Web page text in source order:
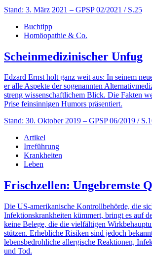
Stand: 3. März 2021 – GPSP 02/2021 / S.25
Buchtipp
Homöopathie & Co.
Scheinmedizinischer Unfug
Edzard Ernst holt ganz weit aus: In seinem
er alle Aspekte der sogenannten
streng wissenschaftlichem Blick. Die Fakten
Prise feinsinnigen Humors präsentiert.
Stand: 30. Oktober 2019 – GPSP 06/2019 /
Artikel
Irreführung
Krankheiten
Leben
Frischzellen: Ungebremste
Die US-amerikanische Kontrollbehörde, die
Infektionskrankheiten kümmert, bringt es auf
keine Belege, die die vielfältigen
stützen. Erhebliche Risiken sind jedoch
lebensbedrohliche allergische Reaktionen,
und Tod.